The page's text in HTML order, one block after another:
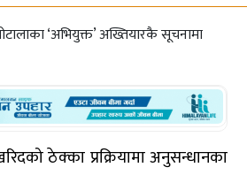
ठेक्का प्रक्रियामा अनुसन्धानका